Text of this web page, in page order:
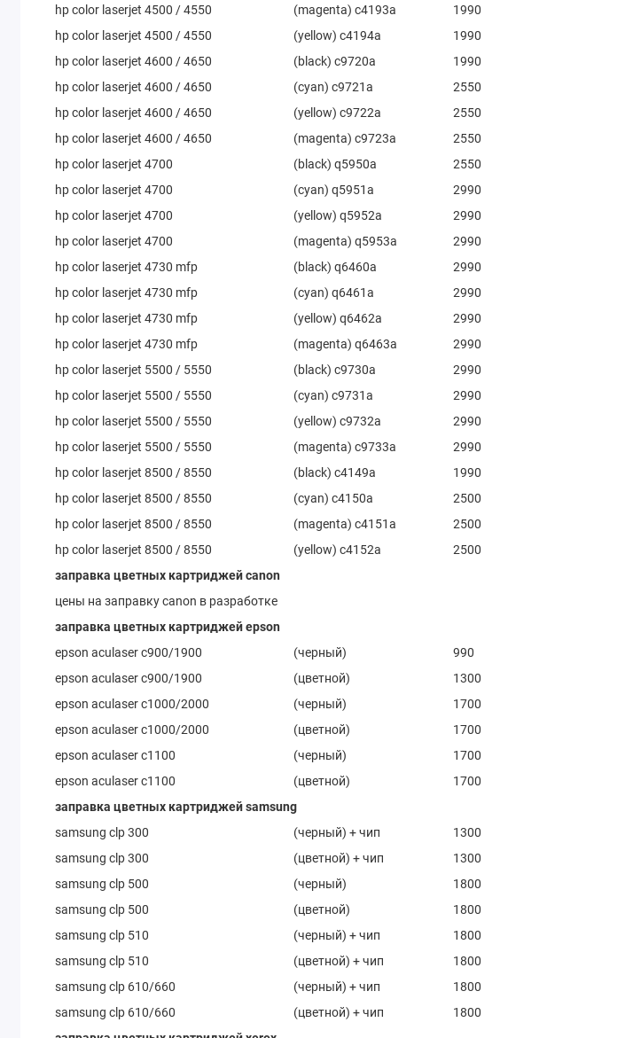
hp color laserjet 4500 / 4550
(magenta) c4193a
1990
hp color laserjet 4500 / 4550
(yellow) c4194a
1990
hp color laserjet 4600 / 4650
(black) c9720a
1990
hp color laserjet 4600 / 4650
(cyan) c9721a
2550
hp color laserjet 4600 / 4650
(yellow) c9722a
2550
hp color laserjet 4600 / 4650
(magenta) c9723a
2550
hp color laserjet 4700
(black) q5950a
2550
hp color laserjet 4700
(cyan) q5951a
2990
hp color laserjet 4700
(yellow) q5952a
2990
hp color laserjet 4700
(magenta) q5953a
2990
hp color laserjet 4730 mfp
(black) q6460a
2990
hp color laserjet 4730 mfp
(cyan) q6461a
2990
hp color laserjet 4730 mfp
(yellow) q6462a
2990
hp color laserjet 4730 mfp
(magenta) q6463a
2990
hp color laserjet 5500 / 5550
(black) c9730a
2990
hp color laserjet 5500 / 5550
(cyan) c9731a
2990
hp color laserjet 5500 / 5550
(yellow) c9732a
2990
hp color laserjet 5500 / 5550
(magenta) c9733a
2990
hp color laserjet 8500 / 8550
(black) c4149a
1990
hp color laserjet 8500 / 8550
(cyan) c4150a
2500
hp color laserjet 8500 / 8550
(magenta) c4151a
2500
hp color laserjet 8500 / 8550
(yellow) c4152a
2500
заправка цветных картриджей canon
цены на заправку canon в разработке
заправка цветных картриджей epson
epson aculaser c900/1900
(черный)
990
epson aculaser c900/1900
(цветной)
1300
epson aculaser c1000/2000
(черный)
1700
epson aculaser c1000/2000
(цветной)
1700
epson aculaser c1100
(черный)
1700
epson aculaser c1100
(цветной)
1700
заправка цветных картриджей samsung
samsung clp 300
(черный) + чип
1300
samsung clp 300
(цветной) + чип
1300
samsung clp 500
(черный)
1800
samsung clp 500
(цветной)
1800
samsung clp 510
(черный) + чип
1800
samsung clp 510
(цветной) + чип
1800
samsung clp 610/660
(черный) + чип
1800
samsung clp 610/660
(цветной) + чип
1800